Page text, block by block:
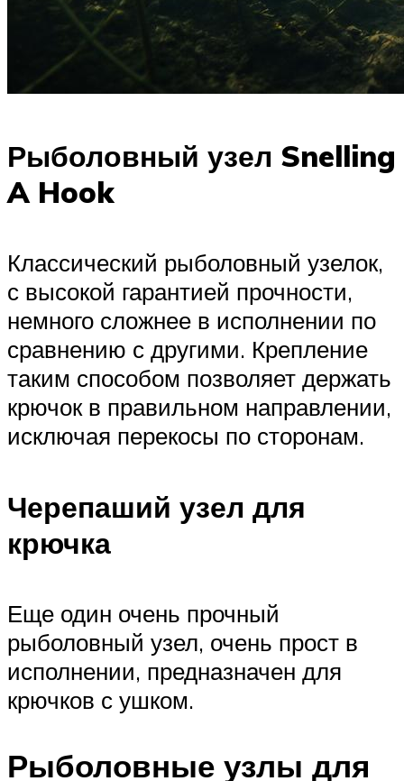
Рыболовный узел Snelling
A Hook
Классический рыболовный узелок,
с высокой гарантией прочности,
немного сложнее в исполнении по
сравнению с другими. Крепление
таким способом позволяет держать
крючок в правильном направлении,
исключая перекосы по сторонам.
Черепаший узел для
крючка
Еще один очень прочный
рыболовный узел, очень прост в
исполнении, предназначен для
крючков с ушком.
Рыболовные узлы для